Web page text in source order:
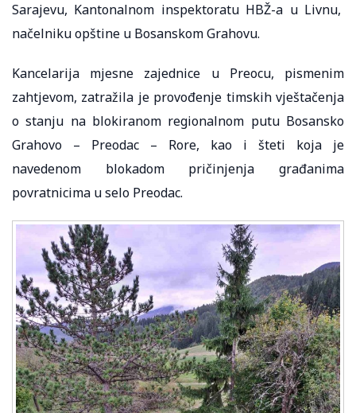
Sarajevu, Kantonalnom inspektoratu HBŽ-a u Livnu,
načelniku opštine u Bosanskom Grahovu.
Kancelarija mjesne zajednice u Preocu, pismenim
zahtjevom, zatražila je provođenje timskih vještačenja
o stanju na blokiranom regionalnom putu Bosansko
Grahovo – Preodac – Rore, kao i šteti koja je
navedenom blokadom pričinjenja građanima
povratnicima u selo Preodac.